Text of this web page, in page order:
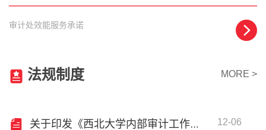
​审计处效能服务承诺
法规制度 MORE >
关于印发《西北大学内部审计工作实施办法》的通知 12-06